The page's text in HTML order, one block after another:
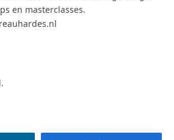
en masterclasses.